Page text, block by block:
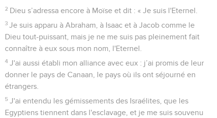
2 Dieu s’adressa encore à Moïse et dit : « Je suis l'Eternel.
3 Je suis apparu à Abraham, à Isaac et à Jacob comme le
Dieu tout-puissant, mais je ne me suis pas pleinement fait
connaître à eux sous mon nom, l'Eternel.
4 J'ai aussi établi mon alliance avec eux : j’ai promis de leur
donner le pays de Canaan, le pays où ils ont séjourné en
étrangers.
5 J'ai entendu les gémissements des Israélites, que les
Egyptiens tiennent dans l'esclavage, et je me suis souvenu